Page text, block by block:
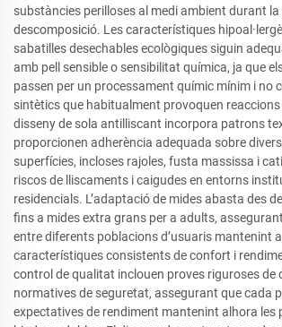
substàncies perilloses al medi ambient durant la
descomposició. Les característiques
sabatilles desechables ecològiques siguin
amb pell sensible o sensibilitat química, ja que
passen per un processament químic mínim i no
sintètics que habitualment provoquen reaccions
disseny de sola antilliscant incorpora patrons
proporcionen adherència adequada sobre
superfícies, incloses rajoles, fusta massissa i
riscos de lliscaments i caigudes en entorns
residencials. L’adaptació de mides abasta des
fins a mides extra grans per a adults,
entre diferents poblacions d’usuaris mantenint
característiques consistents de confort i
control de qualitat inclouen proves riguroses
normatives de seguretat, assegurant que cada
expectatives de rendiment mantenint alhora les